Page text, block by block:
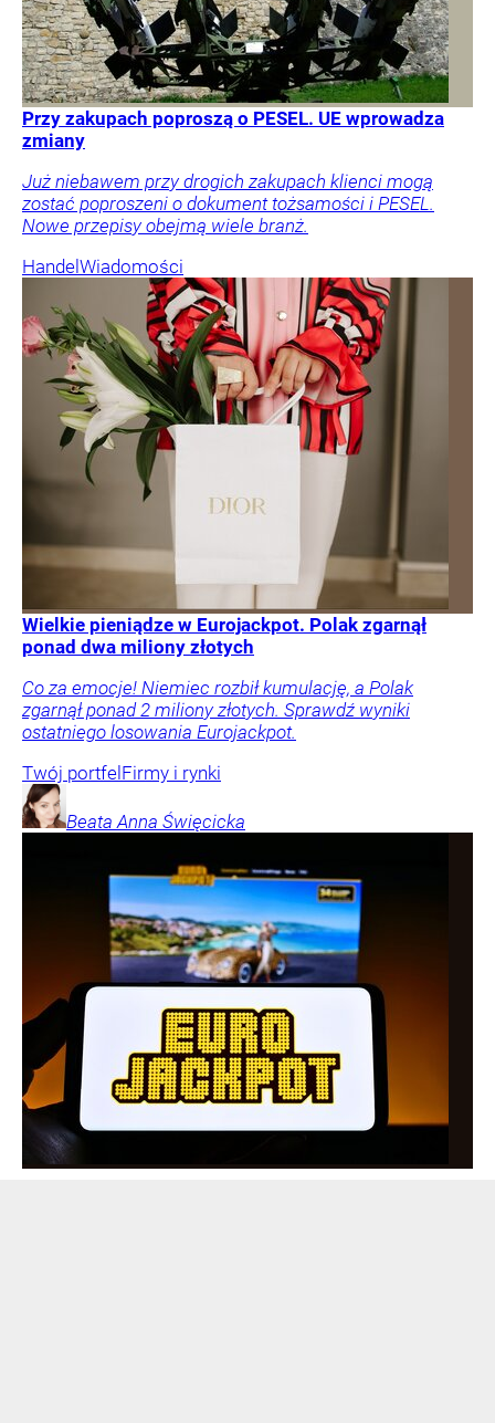
Przy zakupach poproszą o PESEL. UE wprowadza
zmiany
Już niebawem przy drogich zakupach klienci mogą
zostać poproszeni o dokument tożsamości i PESEL.
Nowe przepisy obejmą wiele branż.
HandelWiadomości
Wielkie pieniądze w Eurojackpot. Polak zgarnął
ponad dwa miliony złotych
Co za emocje! Niemiec rozbił kumulację, a Polak
zgarnął ponad 2 miliony złotych. Sprawdź wyniki
ostatniego losowania Eurojackpot.
Twój portfelFirmy i rynki
Beata Anna Święcicka